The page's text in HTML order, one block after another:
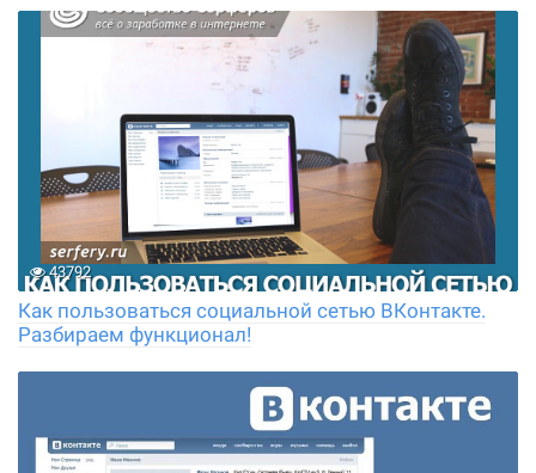
43792
Как пользоваться социальной сетью ВКонтакте.
Разбираем функционал!